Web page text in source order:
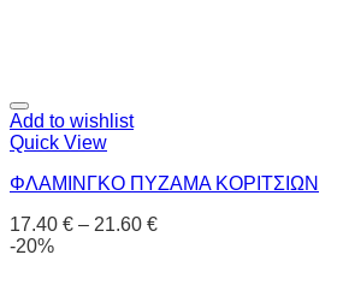
Add to wishlist
Quick View
ΦΛΑΜΙΝΓΚΟ ΠΥΖΑΜΑ ΚΟΡΙΤΣΙΩΝ
17.40 € – 21.60 €
-20%